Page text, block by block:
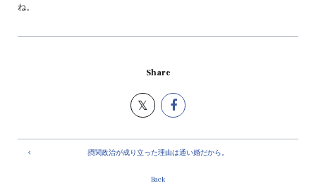
ね。
Share
摂関政治が成り立った理由は通い婚だから。
Back